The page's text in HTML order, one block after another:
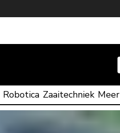
Robotica Zaaitechniek Meer